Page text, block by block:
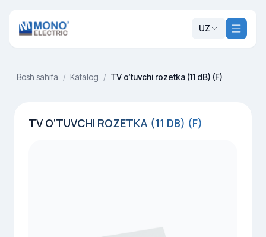
UZ
Bosh sahifa / Katalog / TV o‘tuvchi rozetka (11 dB) (F)
TV O‘TUVCHI ROZETKA (11 DB) (F)